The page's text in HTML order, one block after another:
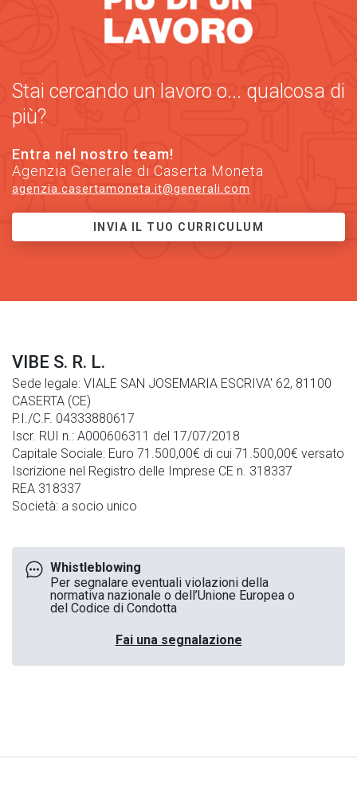
Stai cercando un lavoro o... qualcosa di
più?
Entra nel nostro team!
Agenzia Generale di Caserta Moneta
agenzia.casertamoneta.it@generali.com
INVIA IL TUO CURRICULUM
VIBE S. R. L.
Sede legale: VIALE SAN JOSEMARIA ESCRIVA' 62, 81100
CASERTA (CE)
P.I./C.F. 04333880617
Iscr. RUI n.: A000606311 del 17/07/2018
Capitale Sociale: Euro 71.500,00€ di cui 71.500,00€ versato
Iscrizione nel Registro delle Imprese CE n. 318337
REA 318337
Società: a socio unico
Whistleblowing
Per segnalare eventuali violazioni della
normativa nazionale o dell’Unione Europea o
del Codice di Condotta
Fai una segnalazione